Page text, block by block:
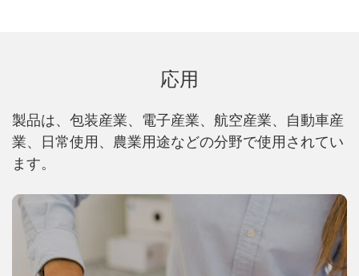
応用
製品は、包装産業、電子産業、航空産業、自動車産
業、日常使用、農業用途などの分野で使用されてい
ます。